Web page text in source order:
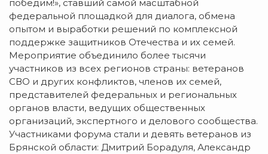
победим!», ставший самой масштабной
федеральной площадкой для диалога, обмена
опытом и выработки решений по комплексной
поддержке защитников Отечества и их семей.
Мероприятие объединило более тысячи
участников из всех регионов страны: ветеранов
СВО и других конфликтов, членов их семей,
представителей федеральных и региональных
органов власти, ведущих общественных
организаций, экспертного и делового сообщества.
Участниками форума стали и девять ветеранов из
Брянской области: Дмитрий Борадуля, Александр